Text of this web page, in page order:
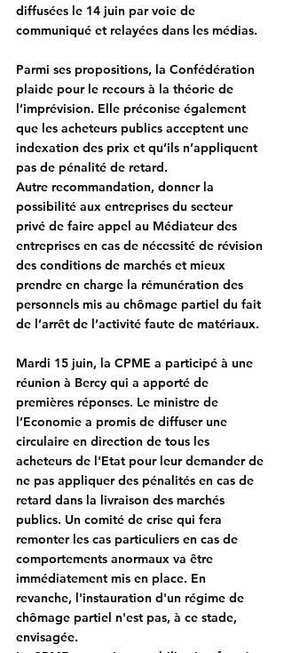
diffusées le 14 juin par voie de
communiqué et relayées dans les médias.
Parmi ses propositions, la Confédération
plaide pour le recours à la théorie de
l’imprévision. Elle préconise également
que les acheteurs publics acceptent une
indexation des prix et qu’ils n’appliquent
pas de pénalité de retard.
Autre recommandation, donner la
possibilité aux entreprises du secteur
privé de faire appel au Médiateur des
entreprises en cas de nécessité de révision
des conditions de marchés et mieux
prendre en charge la rémunération des
personnels mis au chômage partiel du fait
de l’arrêt de l’activité faute de matériaux.
Mardi 15 juin, la CPME a participé à une
réunion à Bercy qui a apporté de
premières réponses. Le ministre de
l’Economie a promis de diffuser une
circulaire en direction de tous les
acheteurs de l'Etat pour leur demander de
ne pas appliquer des pénalités en cas de
retard dans la livraison des marchés
publics. Un comité de crise qui fera
remonter les cas particuliers en cas de
comportements anormaux va être
immédiatement mis en place. En
revanche, l'instauration d'un régime de
chômage partiel n'est pas, à ce stade,
envisagée.